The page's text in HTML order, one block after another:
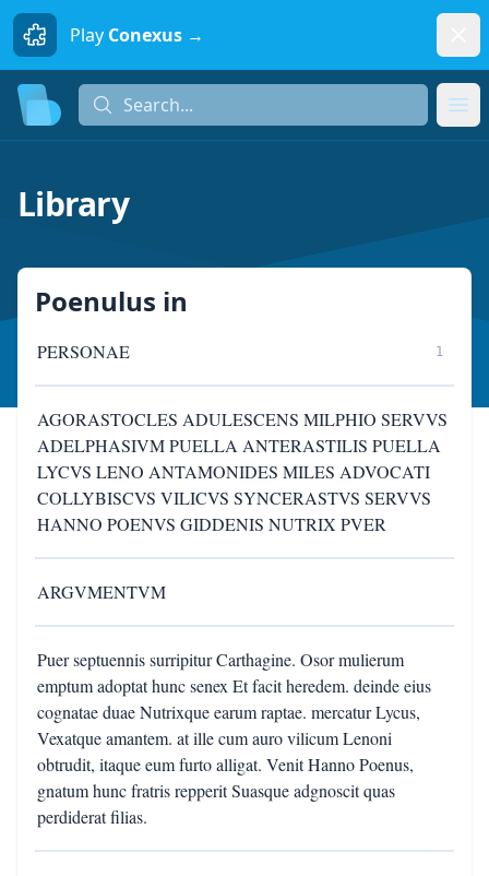
Play Conexus →
Search...
Library
Poenulus in
PERSONAE 1
AGORASTOCLES ADULESCENS MILPHIO SERVVS
ADELPHASIVM PUELLA ANTERASTILIS PUELLA
LYCVS LENO ANTAMONIDES MILES ADVOCATI
COLLYBISCVS VILICVS SYNCERASTVS SERVVS
HANNO POENVS GIDDENIS NUTRIX PVER
ARGVMENTVM
Puer septuennis surripitur Carthagine. Osor mulierum
emptum adoptat hunc senex Et facit heredem. deinde eius
cognatae duae Nutrixque earum raptae. mercatur Lycus,
Vexatque amantem. at ille cum auro vilicum Lenoni
obtrudit, itaque eum furto alligat. Venit Hanno Poenus,
gnatum hunc fratris repperit Suasque adgnoscit quas
perdiderat filias.